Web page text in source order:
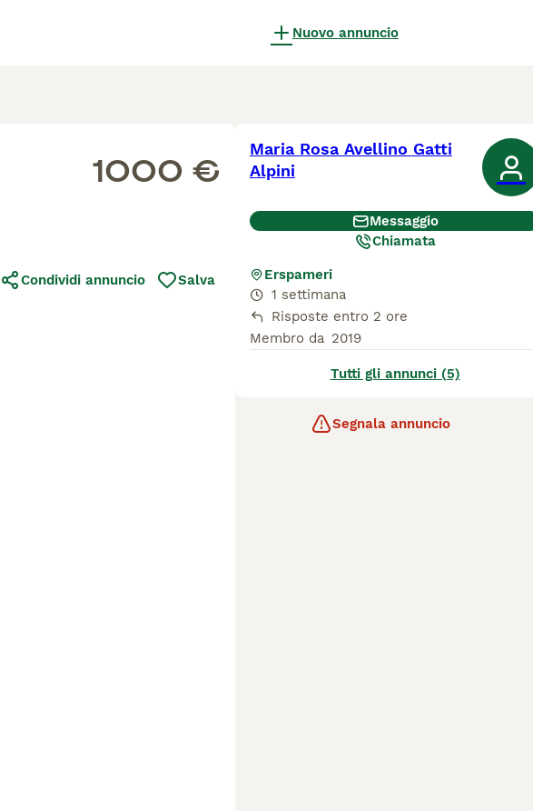
Nuovo annuncio
1000 €
Condividi annuncio Salva
Maria Rosa Avellino Gatti
Alpini
Messaggio
Chiamata
Erspameri
1 settimana
Risposte entro 2 ore
Membro da 2019
Tutti gli annunci (5)
Segnala annuncio